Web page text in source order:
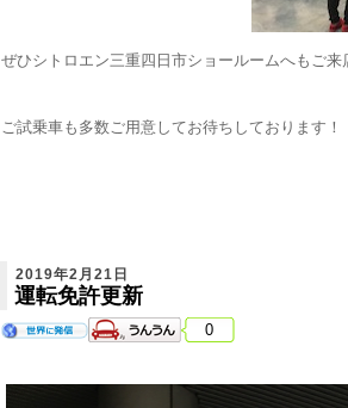
ぜひシトロエン三重四日市ショールームへもご来
ご試乗車も多数ご用意してお待ちしております！
2019年2月21日
運転免許更新
0